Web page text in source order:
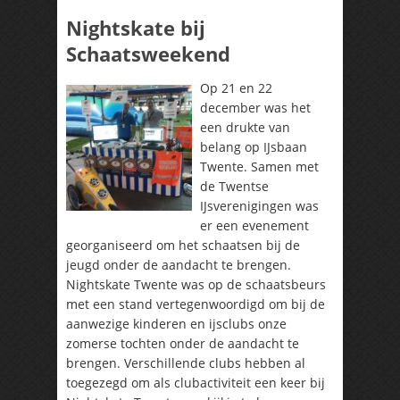
Nightskate bij
Schaatsweekend
Op 21 en 22
december was het
een drukte van
belang op IJsbaan
Twente. Samen met
de Twentse
IJsverenigingen was
er een evenement
georganiseerd om het schaatsen bij de
jeugd onder de aandacht te brengen.
Nightskate Twente was op de schaatsbeurs
met een stand vertegenwoordigd om bij de
aanwezige kinderen en ijsclubs onze
zomerse tochten onder de aandacht te
brengen. Verschillende clubs hebben al
toegezegd om als clubactiviteit een keer bij